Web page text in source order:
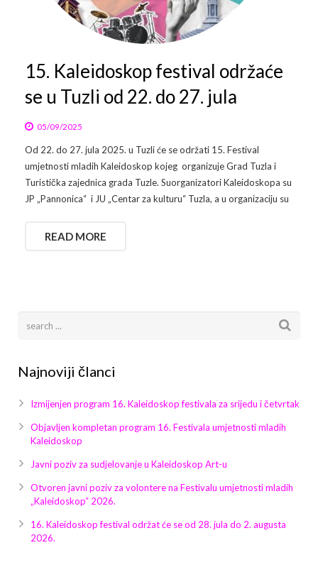
Video 2013
Video 2014
Galerija 2012
Galerija 2013
Galerija 2015
Galerija 2019
15. Kaleidoskop festival održaće
se u Tuzli od 22. do 27. jula
05/09/2025
Od 22. do 27. jula 2025. u Tuzli će se održati 15. Festival
umjetnosti mladih Kaleidoskop kojeg organizuje Grad Tuzla i
Turistička zajednica grada Tuzle. Suorganizatori Kaleidoskopa su
JP „Pannonica“ i JU „Centar za kulturu“ Tuzla, a u organizaciju su
READ MORE
Najnoviji članci
Izmijenjen program 16. Kaleidoskop festivala za srijedu i četvrtak
Objavljen kompletan program 16. Festivala umjetnosti mladih
Kaleidoskop
Javni poziv za sudjelovanje u Kaleidoskop Art-u
Otvoren javni poziv za volontere na Festivalu umjetnosti mladih
„Kaleidoskop“ 2026.
16. Kaleidoskop festival održat će se od 28. jula do 2. augusta
2026.